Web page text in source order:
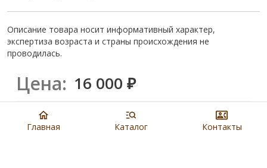
Описание товара носит информативный характер,
экспертиза возраста и страны происхождения не
проводилась.
Цена: 16 000 ₽
Купить
Главная Каталог Контакты